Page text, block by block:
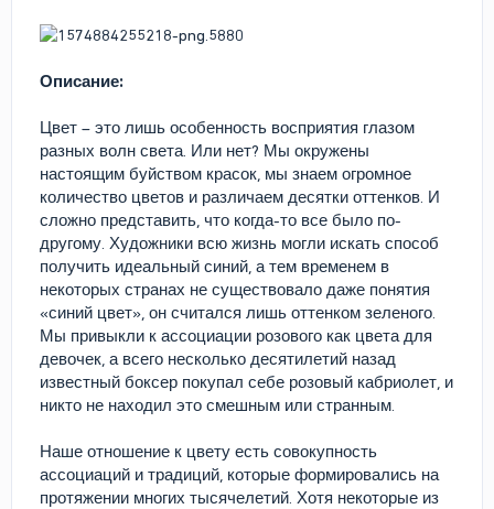
Описание:
Цвет – это лишь особенность восприятия глазом
разных волн света. Или нет? Мы окружены
настоящим буйством красок, мы знаем огромное
количество цветов и различаем десятки оттенков. И
сложно представить, что когда-то все было по-
другому. Художники всю жизнь могли искать способ
получить идеальный синий, а тем временем в
некоторых странах не существовало даже понятия
«синий цвет», он считался лишь оттенком зеленого.
Мы привыкли к ассоциации розового как цвета для
девочек, а всего несколько десятилетий назад
известный боксер покупал себе розовый кабриолет, и
никто не находил это смешным или странным.
Наше отношение к цвету есть совокупность
ассоциаций и традиций, которые формировались на
протяжении многих тысячелетий. Хотя некоторые из